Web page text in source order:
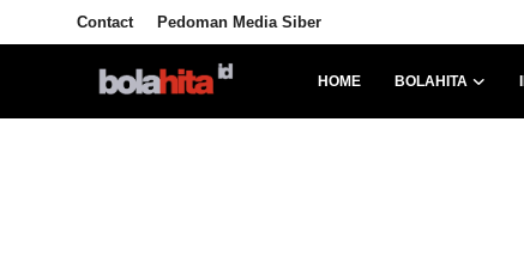
Contact Pedoman Media Siber
HOME BOLAHITA